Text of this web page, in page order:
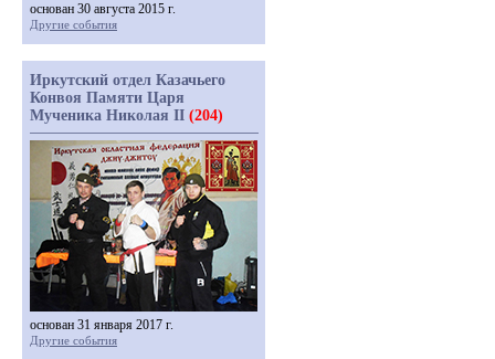
основан 30 августа 2015 г.
Другие события
Иркутский отдел Казачьего
Конвоя Памяти Царя
Мученика Николая II (204)
основан 31 января 2017 г.
Другие события